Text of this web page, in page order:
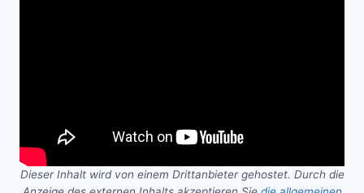
Dieser Inhalt wird von einem Drittanbieter gehostet. Durch die